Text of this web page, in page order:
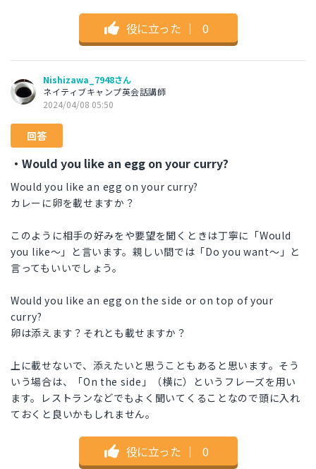
役に立った ｜ 0
Nishizawa_7948さん
ネイティブキャンプ英会話講師
2024/04/08 05:50
回答
・Would you like an egg on your curry?
Would you like an egg on your curry?
カレーに卵を載せますか？
このように相手の好みをや要望を聞くときは丁寧に「Would
you like〜」と言います。親しい間では「Do you want〜」と
言ってもいいでしょう。
Would you like an egg on the side or on top of your
curry?
卵は添えます？それとも載せますか？
上に載せないで、添えたいと思うこともあると思います。そう
いう場合は、「On the side」（横に）というフレーズを用い
ます。レストランなどでもよく聞いてくることなので頭に入れ
ておくと良いかもしれません。
役に立った ｜ 0